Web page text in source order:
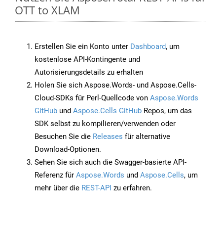
OTT to XLAM
Erstellen Sie ein Konto unter Dashboard, um
kostenlose API-Kontingente und
Autorisierungsdetails zu erhalten
Holen Sie sich Aspose.Words- und Aspose.Cells-
Cloud-SDKs für Perl-Quellcode von Aspose.Words
GitHub und Aspose.Cells GitHub Repos, um das
SDK selbst zu kompilieren/verwenden oder
Besuchen Sie die Releases für alternative
Download-Optionen.
Sehen Sie sich auch die Swagger-basierte API-
Referenz für Aspose.Words und Aspose.Cells, um
mehr über die REST-API zu erfahren.